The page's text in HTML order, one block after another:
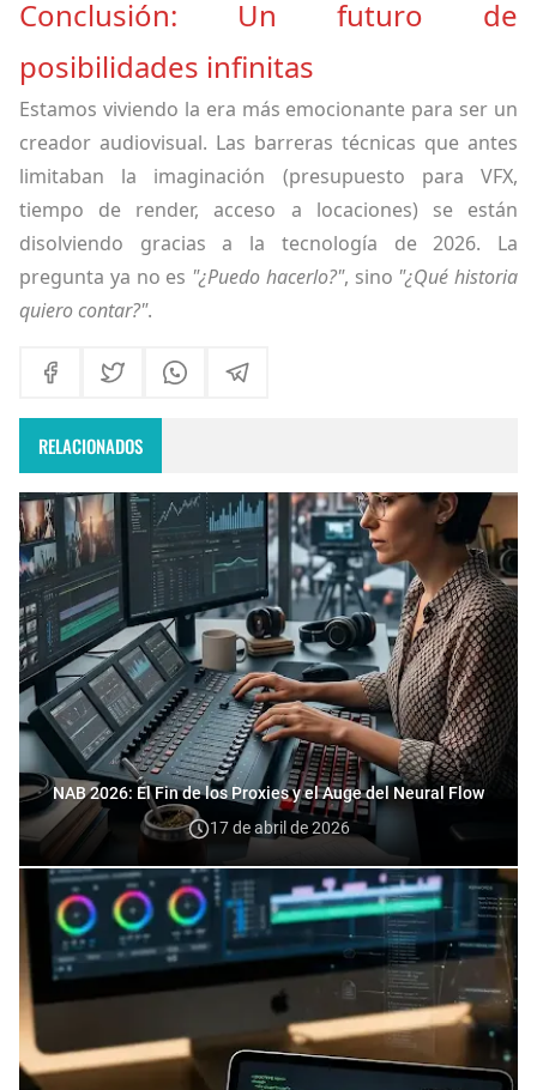
Conclusión: Un futuro de
posibilidades infinitas
Estamos viviendo la era más emocionante para ser un
creador audiovisual. Las barreras técnicas que antes
limitaban la imaginación (presupuesto para VFX,
tiempo de render, acceso a locaciones) se están
disolviendo gracias a la tecnología de 2026. La
pregunta ya no es "¿Puedo hacerlo?", sino "¿Qué historia
quiero contar?".
RELACIONADOS
NAB 2026: El Fin de los Proxies y el Auge del Neural Flow
17 de abril de 2026